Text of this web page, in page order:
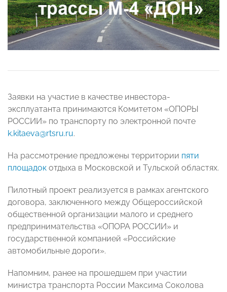
Заявки на участие в качестве инвестора-
эксплуатанта принимаются Комитетом «ОПОРЫ
РОССИИ» по транспорту по электронной почте
k.kitaeva@rtsru.ru.
На рассмотрение предложены территории пяти
площадок отдыха в Московской и Тульской областях.
Пилотный проект реализуется в рамках агентского
договора, заключенного между Общероссийской
общественной организации малого и среднего
предпринимательства «ОПОРА РОССИИ» и
государственной компанией «Российские
автомобильные дороги».
Напомним, ранее на прошедшем при участии
министра транспорта России Максима Соколова